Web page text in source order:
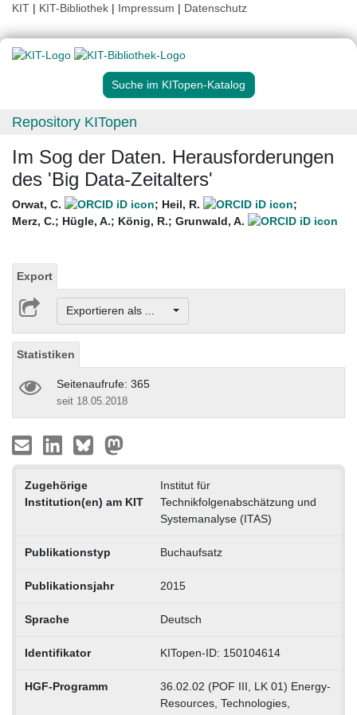
KIT | KIT-Bibliothek | Impressum | Datenschutz
Suche im KITopen-Katalog
Repository KITopen
Im Sog der Daten. Herausforderungen
des 'Big Data-Zeitalters'
Orwat, C. ; Heil, R.
;
Merz, C.; Hügle, A.; König, R.; Grunwald, A.
Export
Exportieren als ...
Statistiken
Seitenaufrufe: 365
seit 18.05.2018
Zugehörige
Institution(en) am KIT
Institut für
Technikfolgenabschätzung und
Systemanalyse (ITAS)
Publikationstyp Buchaufsatz
Publikationsjahr 2015
Sprache Deutsch
Identifikator KITopen-ID: 150104614
HGF-Programm
36.02.02 (POF III, LK 01) Energy-
Resources, Technologies,